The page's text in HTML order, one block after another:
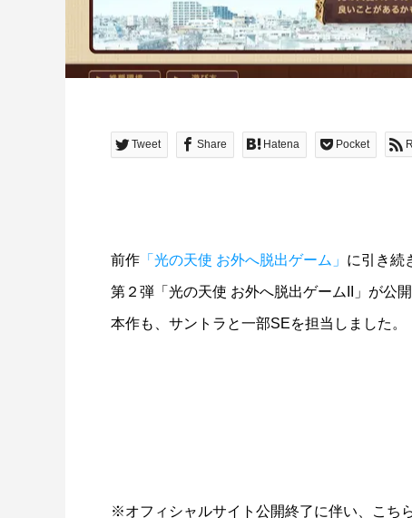
Tweet Share Hatena Pocket
前作 「光の天使 お外へ脱出ゲーム」 に引き続
第２弾「光の天使 お外へ脱出ゲームII」が公開
本作も、サントラと一部SEを担当しました。
※オフィシャルサイト公開終了に伴い、こち